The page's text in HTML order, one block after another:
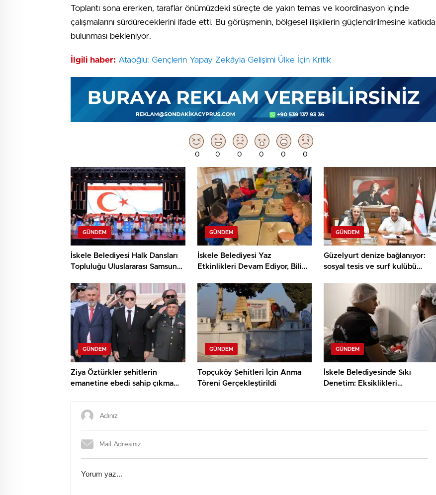
Toplantı sona ererken, taraflar önümüzdeki süreçte de yakın temas ve koordinasyon içinde
çalışmalarını sürdüreceklerini ifade etti. Bu görüşmenin, bölgesel ilişkilerin güçlendirilmesine katkıda
bulunması bekleniyor.
İlgili haber: Ataoğlu: Gençlerin Yapay Zekâyla Gelişimi Ülke İçin Kritik
0 0 0 0 0 0
GÜNDEM
İskele Belediyesi Halk Dansları
Topluluğu Uluslararası Samsun
KKTC’yi Gururla Temsil Ediyor
GÜNDEM
İskele Belediyesi Yaz
Etkinlikleri Devam Ediyor, Bilim
Çocuklar Öne Çıktı
GÜNDEM
Güzelyurt denize bağlanıyor:
sosyal tesis ve surf kulübü
imzalandı
GÜNDEM
Ziya Öztürkler şehitlerin
emanetine ebedi sahip çıkma
GÜNDEM
Topçuköy Şehitleri İçin Anma
Töreni Gerçekleştirildi
GÜNDEM
İskele Belediyesinde Sıkı
Denetim: Eksiklikleri